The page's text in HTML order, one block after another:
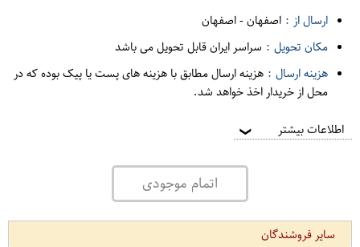
ارسال از : اصفهان-اصفهان
مکان تحویل : سراسر ایران قابل تحویل می باشد
هزینه ارسال : هزینه ارسال مطابق با هزینه های پست یا پیک بوده که در
محل از خریدار اخذ خواهد شد.
اطلاعات بیشتر ❯
اتمام موجودی
سایر فروشندگان